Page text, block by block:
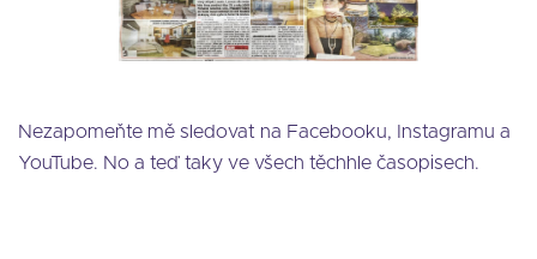
Nezapomeňte mě sledovat na Facebooku, Instagramu a
YouTube. No a teď taky ve všech těchhle časopisech.